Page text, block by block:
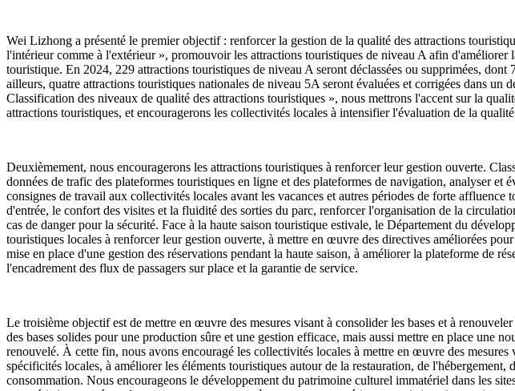
Wei Lizhong a présenté le premier objectif : renforcer la gestion de la qualité des attractions
l'intérieur comme à l'extérieur », promouvoir les attractions touristiques de niveau A afin
touristique. En 2024, 229 attractions touristiques de niveau A seront déclassées ou supprimées,
ailleurs, quatre attractions touristiques nationales de niveau 5A seront évaluées et corrigées dans
Classification des niveaux de qualité des attractions touristiques », nous mettrons l'accent sur la
attractions touristiques, et encouragerons les collectivités locales à intensifier l'évaluation de la
Deuxièmement, nous encouragerons les attractions touristiques à renforcer leur gestion ouverte.
données de trafic des plateformes touristiques en ligne et des plateformes de navigation, analyser
consignes de travail aux collectivités locales avant les vacances et autres périodes de forte
d'entrée, le confort des visites et la fluidité des sorties du parc, renforcer l'organisation de la
cas de danger pour la sécurité. Face à la haute saison touristique estivale, le Département du
touristiques locales à renforcer leur gestion ouverte, à mettre en œuvre des directives améliorées
mise en place d'une gestion des réservations pendant la haute saison, à améliorer la plateforme de
l'encadrement des flux de passagers sur place et la garantie de service.
Le troisième objectif est de mettre en œuvre des mesures visant à consolider les bases et à
des bases solides pour une production sûre et une gestion efficace, mais aussi mettre en place une
renouvelé. À cette fin, nous avons encouragé les collectivités locales à mettre en œuvre des
spécificités locales, à améliorer les éléments touristiques autour de la restauration, de
consommation. Nous encourageons le développement du patrimoine culturel immatériel dans les